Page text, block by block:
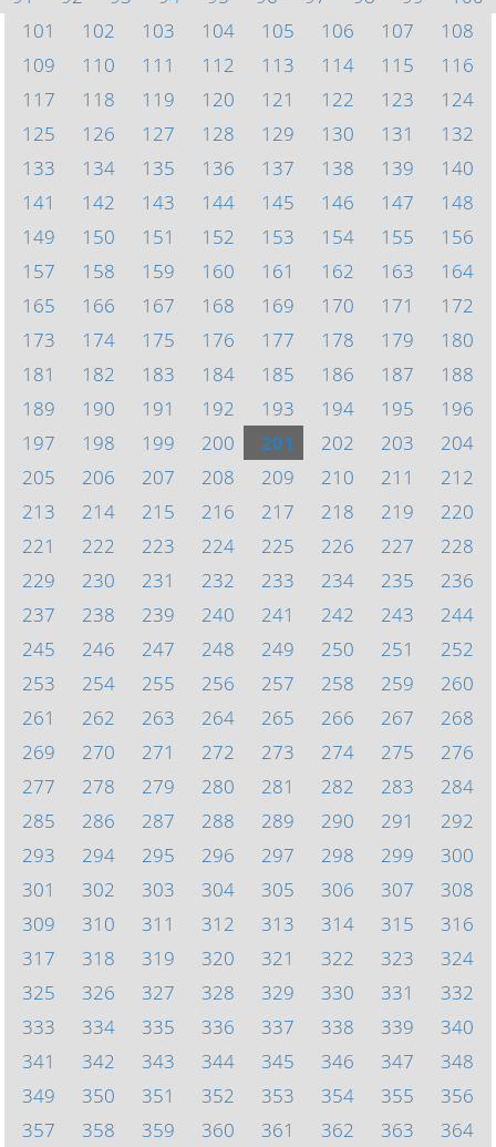
101
102 103 104 105 106 107
108
109
110 111 112 113 114 115
116
117
118 119 120 121 122 123
124
125
126 127 128 129 130 131
132
133
134 135 136 137 138 139
140
141
142 143 144 145 146 147
148
149
150 151 152 153 154 155
156
157
158 159 160 161 162 163
164
165
166 167 168 169 170 171
172
173
174 175 176 177 178 179
180
181
182 183 184 185 186 187
188
189
190 191 192 193 194 195
196
197
198 199 200 201 202 203
204
205
206 207 208 209 210 211
212
213
214 215 216 217 218 219
220
221
222 223 224 225 226 227
228
229
230 231 232 233 234 235
236
237
238 239 240 241 242 243
244
245
246 247 248 249 250 251
252
253
254 255 256 257 258 259
260
261
262 263 264 265 266 267
268
269
270 271 272 273 274 275
276
277
278 279 280 281 282 283
284
285
286 287 288 289 290 291
292
293
294 295 296 297 298 299
300
301
302 303 304 305 306 307
308
309
310 311 312 313 314 315
316
317
318 319 320 321 322 323
324
325
326 327 328 329 330 331
332
333
334 335 336 337 338 339
340
341
342 343 344 345 346 347
348
349
350 351 352 353 354 355
356
357
358 359 360 361 362 363 364